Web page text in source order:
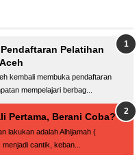
Pelatihan
kembali membuka pendaftaran
mempelajari berbag...
Pertama, Berani Coba?
lakukan adalah Alhijamah (
cantik, keban...